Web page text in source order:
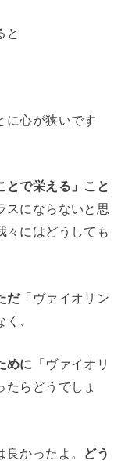
と
に心が狭いです
とで栄える」こと
スにならないと思
々にはどうしても
だ「ヴァイオリン
、
めに 「ヴァイオリ
らどうでしょ
かったよ。 どう